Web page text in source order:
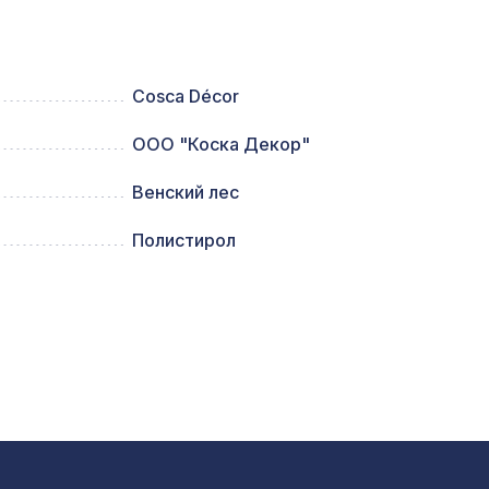
1653 ₽
Cosca Décor
ООО "Коска Декор"
Венский лес
Полистирол